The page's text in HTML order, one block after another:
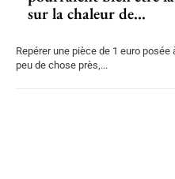
sur la chaleur de...
Repérer une pièce de 1 euro
peu de chose près,...